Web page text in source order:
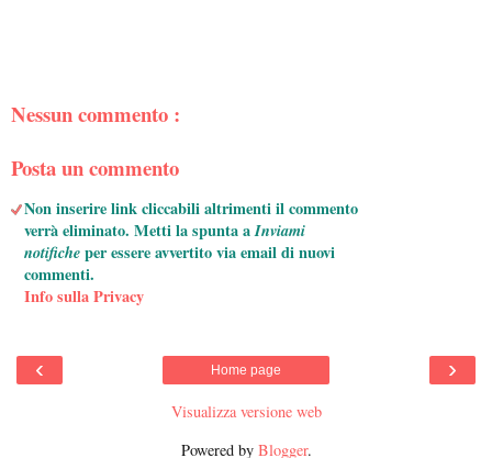
Nessun commento :
Posta un commento
Non inserire link cliccabili altrimenti il commento
verrà eliminato. Metti la spunta aInviami
notificheper essere avvertito via email di nuovi
commenti.
Info sulla Privacy
‹ ›
Home page
Visualizza versione web
Powered by Blogger.